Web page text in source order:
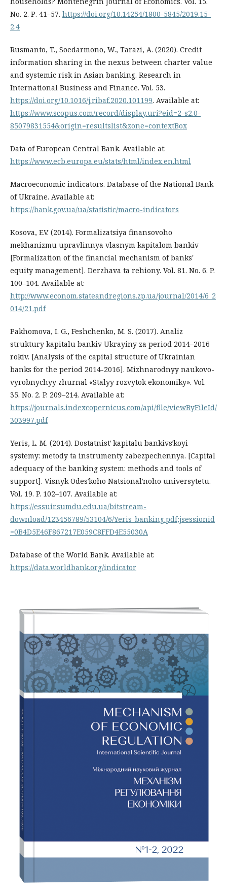
No. 2. Р. 41–57. https://doi.org/10.14254/1800-5845/2019.15-
2.4
Rusmanto, T., Soedarmono, W., Tarazi, A. (2020). Credit
information sharing in the nexus between charter value
and systemic risk in Asian banking. Research in
International Business and Finance. Vol. 53.
https://doi.org/10.1016/j.ribaf.2020.101199. Available at:
https://www.scopus.com/record/display.uri?eid=2-s2.0-
85079831554&origin=resultslist&zone=contextBox
Data of European Central Bank. Available at:
https://www.ecb.europa.eu/stats/html/index.en.html
Macroeconomic indicators. Database of the National Bank
of Ukraine. Available at:
https://bank.gov.ua/ua/statistic/macro-indicators
Kosova, E.V. (2014). Formalizatsiya finansovoho
mekhanizmu upravlinnya vlasnym kapitalom bankiv
[Formalization of the financial mechanism of banks'
equity management]. Derzhava ta rehiony. Vol. 81. No. 6. P.
100–104. Available at:
http://www.econom.stateandregions.zp.ua/journal/2014/6_2
014/21.pdf
Pakhomova, I. G., Feshchenko, М. S. (2017). Analiz
struktury kapitalu bankiv Ukrayiny za period 2014–2016
rokiv. [Analysis of the capital structure of Ukrainian
banks for the period 2014-2016]. Mizhnarodnyy naukovo-
vyrobnychyy zhurnal «Stalyy rozvytok ekonomiky». Vol.
35. No. 2. P. 209–214. Available at:
https://journals.indexcopernicus.com/api/file/viewByFileId/
303997.pdf
Yeris, L. M. (2014). Dostatnistʹ kapitalu bankivsʹkoyi
systemy: metody ta instrumenty zabezpechennya. [Capital
adequacy of the banking system: methods and tools of
support]. Visnyk Odesʹkoho Natsionalʹnoho universytetu.
Vol. 19. P. 102–107. Available at:
https://essuir.sumdu.edu.ua/bitstream-
download/123456789/53104/6/Yeris_banking.pdf;jsessionid
=0B4D5E46F867217E059C8FFD4E55030A
Database of the World Bank. Available at:
https://data.worldbank.org/indicator